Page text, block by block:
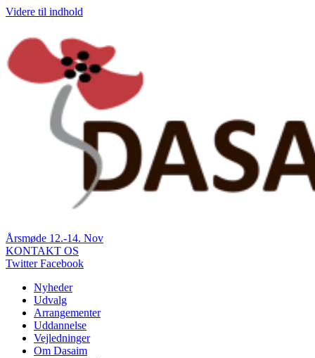
Videre til indhold
Årsmøde 12.-14. Nov
KONTAKT OS
Twitter Facebook
Nyheder
Udvalg
Arrangementer
Uddannelse
Vejledninger
Om Dasaim